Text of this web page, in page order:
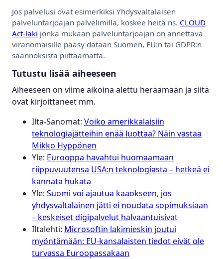
Jos palvelusi ovat esimerkiksi Yhdysvaltalaisen
palveluntarjoajan palvelimilla, koskee heitä ns. CLOUD
Act-laki jonka mukaan palveluntarjoajan on annettava
viranomaisille pääsy dataan Suomen, EU:n tai GDPR:n
säännöksistä piittaamatta.
Tutustu lisää aiheeseen
Aiheeseen on viime aikoina alettu heräämään ja siitä
ovat kirjoittaneet mm.
Ilta-Sanomat: Voiko amerikkalaisiin
teknologiajätteihin enää luottaa? Näin vastaa
Mikko Hyppönen
Yle: Eurooppa havahtui huomaamaan
riippuvuutensa USA:n teknologiasta – hetkeä ei
kannata hukata
Yle: Suomi voi ajautua kaaokseen, jos
yhdysvaltalainen jätti ei noudata sopimuksiaan
– keskeiset digipalvelut halvaantuisivat
Iltalehti: Microsoftin lakimieskin joutui
myöntämään: EU-kansalaisten tiedot eivät ole
turvassa Euroopassakaan